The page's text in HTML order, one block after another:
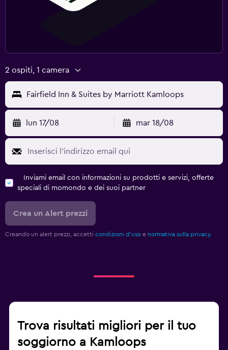
2 ospiti, 1 camera
Fairfield Inn & Suites by Marriott Kamloops
lun 17/08 mar 18/08
Inviami email con informazioni su prodotti e servizi, offerte
speciali di momondo e dei suoi partner
Crea un Alert prezzi
Creando un alert prezzi, accetti condizioni d'uso e normativa sulla privacy.
Trova risultati migliori per il tuo
soggiorno a Kamloops